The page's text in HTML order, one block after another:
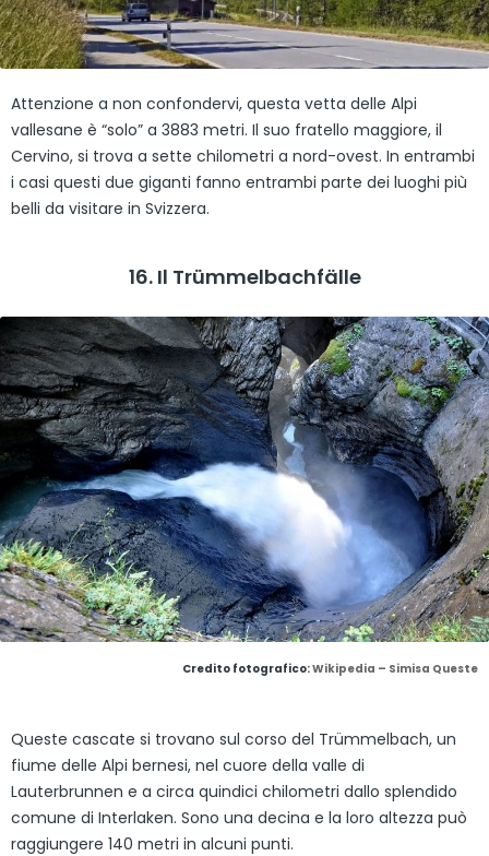
Attenzione a non confondervi, questa vetta delle Alpi
vallesane è “solo” a 3883 metri. Il suo fratello maggiore, il
Cervino, si trova a sette chilometri a nord-ovest. In entrambi
i casi questi due giganti fanno entrambi parte dei luoghi più
belli da visitare in Svizzera.
16. Il Trümmelbachfälle
Credito fotografico:Wikipedia – Simisa Queste
Queste cascate si trovano sul corso del Trümmelbach, un
fiume delle Alpi bernesi, nel cuore della valle di
Lauterbrunnen e a circa quindici chilometri dallo splendido
comune di Interlaken. Sono una decina e la loro altezza può
raggiungere 140 metri in alcuni punti.